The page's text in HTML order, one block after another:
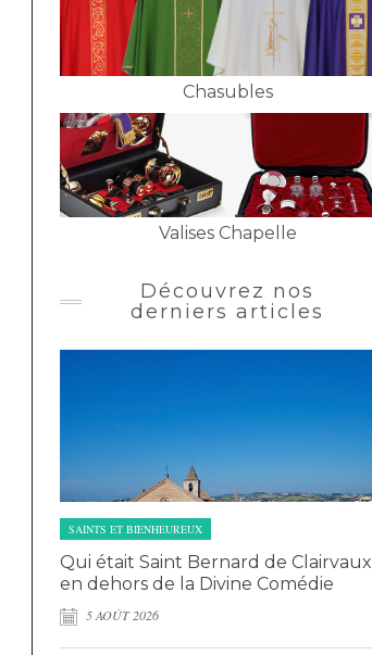
Chasubles
Valises Chapelle
Découvrez nos
derniers articles
SAINTS ET BIENHEUREUX
Qui était Saint Bernard de Clairvaux
en dehors de la Divine Comédie
5 AOÛT 2026